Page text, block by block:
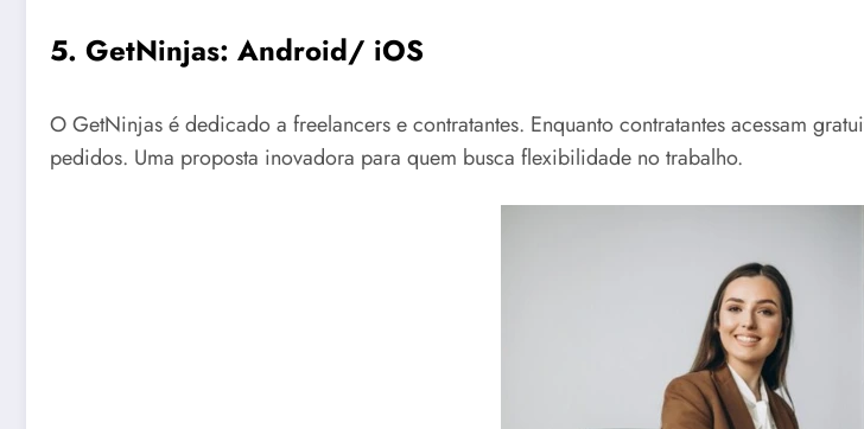
5. GetNinjas: Android/ iOS
O GetNinjas é dedicado a freelancers e contratantes. Enquanto contratantes acessam
pedidos. Uma proposta inovadora para quem busca flexibilidade no trabalho.